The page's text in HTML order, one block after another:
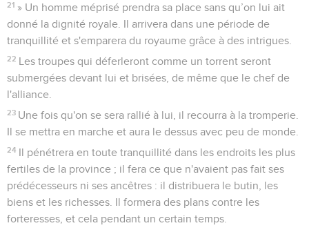
21 » Un homme méprisé prendra sa place sans qu’on lui ait
donné la dignité royale. Il arrivera dans une période de
tranquillité et s'emparera du royaume grâce à des intrigues.
22
Les troupes qui déferleront comme un torrent seront
submergées devant lui et brisées, de même que le chef de
l'alliance.
23 Une fois qu'on se sera rallié à lui, il recourra à la tromperie.
Il se mettra en marche et aura le dessus avec peu de monde.
24
Il pénétrera en toute tranquillité dans les endroits les plus
fertiles de la province ; il fera ce que n'avaient pas fait ses
prédécesseurs ni ses ancêtres : il distribuera le butin, les
biens et les richesses. Il formera des plans contre les
forteresses, et cela pendant un certain temps.